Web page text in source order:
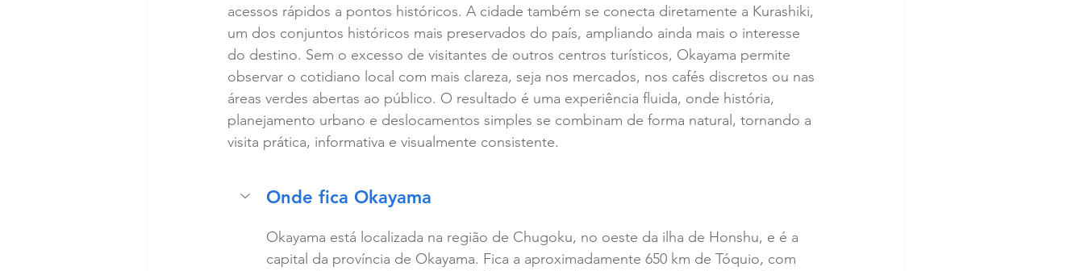
acessos rápidos a pontos históricos. A cidade também se conecta diretamente a Kurashiki,
um dos conjuntos históricos mais preservados do país, ampliando ainda mais o interesse
do destino. Sem o excesso de visitantes de outros centros turísticos, Okayama permite
observar o cotidiano local com mais clareza, seja nos mercados, nos cafés discretos ou nas
áreas verdes abertas ao público. O resultado é uma experiência fluida, onde história,
planejamento urbano e deslocamentos simples se combinam de forma natural, tornando a
visita prática, informativa e visualmente consistente.
Onde fica Okayama
Okayama está localizada na região de Chugoku, no oeste da ilha de Honshu, e é a
capital da província de Okayama. Fica a aproximadamente 650 km de Tóquio, com